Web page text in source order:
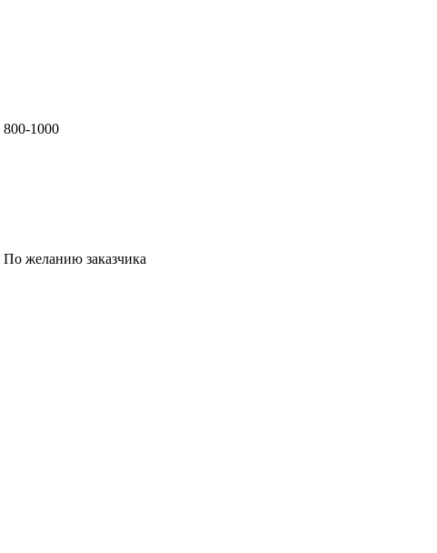
800-1000
По желанию заказчика